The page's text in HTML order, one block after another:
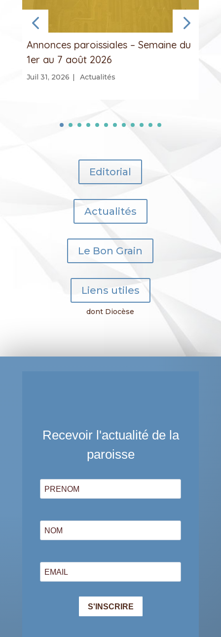
Annonces paroissiales – Semaine du
1er au 7 août 2026
Juil 31, 2026 Actualités
Editorial
Actualités
Le Bon Grain
Liens utiles
dont Diocèse